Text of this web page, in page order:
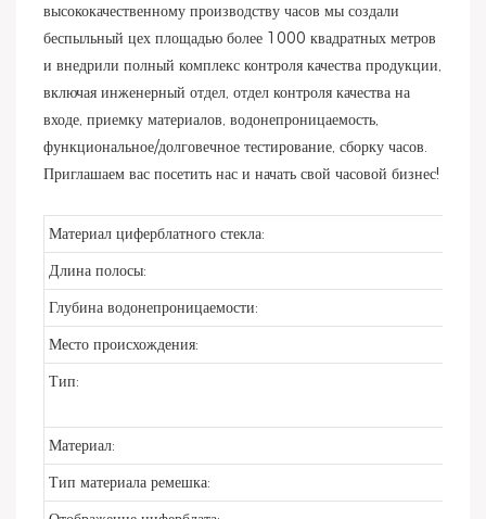
высококачественному производству часов мы создали
беспыльный цех площадью более 1000 квадратных метров
и внедрили полный комплекс контроля качества продукции,
включая инженерный отдел, отдел контроля качества на
входе, приемку материалов, водонепроницаемость,
функциональное/долговечное тестирование, сборку часов.
Приглашаем вас посетить нас и начать свой часовой бизнес!
Материал циферблатного стекла:
Длина полосы:
Глубина водонепроницаемости:
Место происхождения:
Тип:
Материал:
Тип материала ремешка: